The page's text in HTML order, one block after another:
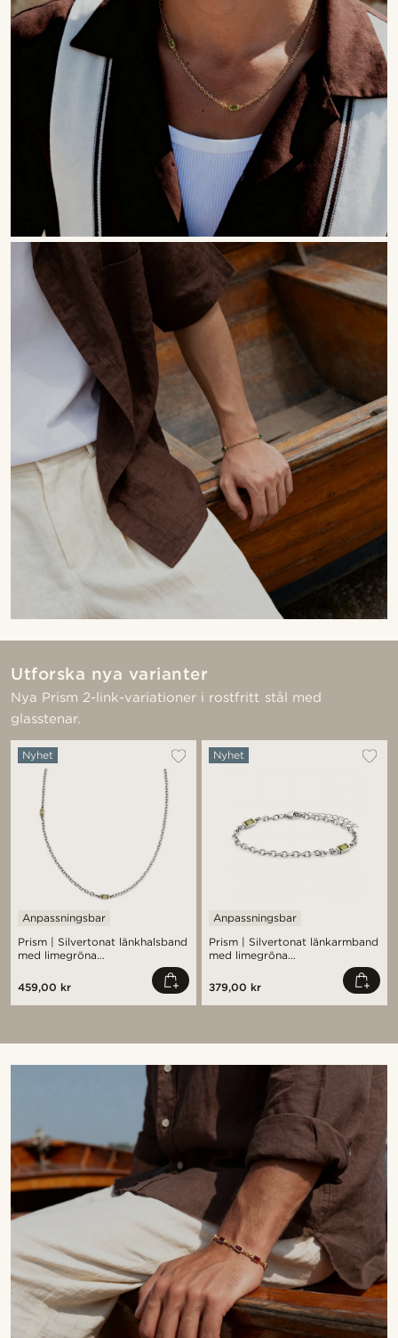
Utforska nya varianter
Nya Prism 2-link-variationer i rostfritt stål med
glasstenar.
Prism | Silvertonat länkhalsband
med limegröna
Nyhet
Anpassningsbar
459,00 kr
Prism | Silvertonat länkarmband
med limegröna
Nyhet
Anpassningsbar
379,00 kr